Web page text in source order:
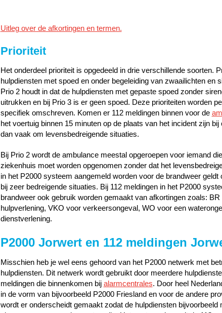
Uitleg over de afkortingen en termen.
Prioriteit
Het onderdeel prioriteit is opgedeeld in drie verschillende soorten.
hulpdiensten met spoed en onder begeleiding van zwaailichten en
Prio 2 houdt in dat de hulpdiensten met gepaste spoed zonder
uitrukken en bij Prio 3 is er geen spoed. Deze prioriteiten worden
specifiek omschreven. Komen er 112 meldingen binnen voor de
het voertuig binnen 15 minuten op de plaats van het incident zijn
dan vaak om levensbedreigende situaties.
Bij Prio 2 wordt de ambulance meestal opgeroepen voor iemand
ziekenhuis moet worden opgenomen zonder dat het
in het P2000 systeem aangemeld worden voor de brandweer geldt
bij zeer bedreigende situaties. Bij 112 meldingen in het P2000
brandweer ook gebruik worden gemaakt van afkortingen zoals:
hulpverlening, VKO voor verkeersongeval, WO voor een
dienstverlening.
P2000 Jorwert en 112 meldingen
Misschien heb je wel eens gehoord van het P2000 netwerk met
hulpdiensten. Dit netwerk wordt gebruikt door meerdere
meldingen die binnenkomen bij alarmcentrales. Door heel
in de vorm van bijvoorbeeld P2000 Friesland en voor de andere
wordt er onderscheidt gemaakt zodat de hulpdiensten bijvoorbeeld